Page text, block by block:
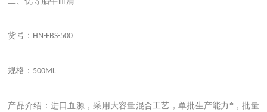
货号： HN-FBS-500
规格： 500ML
产品介绍：进口血源，采用大容量混合工艺，单批生产能力*，批量